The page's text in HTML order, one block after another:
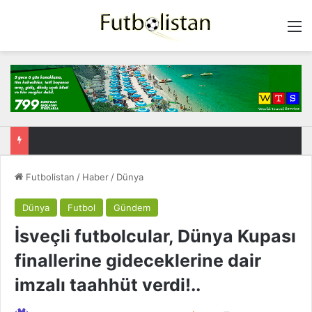
Futbolistan / Haber/ Dünya
Dünya Futbol Gündem
İsveçli futbolcular, Dünya Kupası
finallerine gideceklerine dair
imzalı taahhüt verdi!..